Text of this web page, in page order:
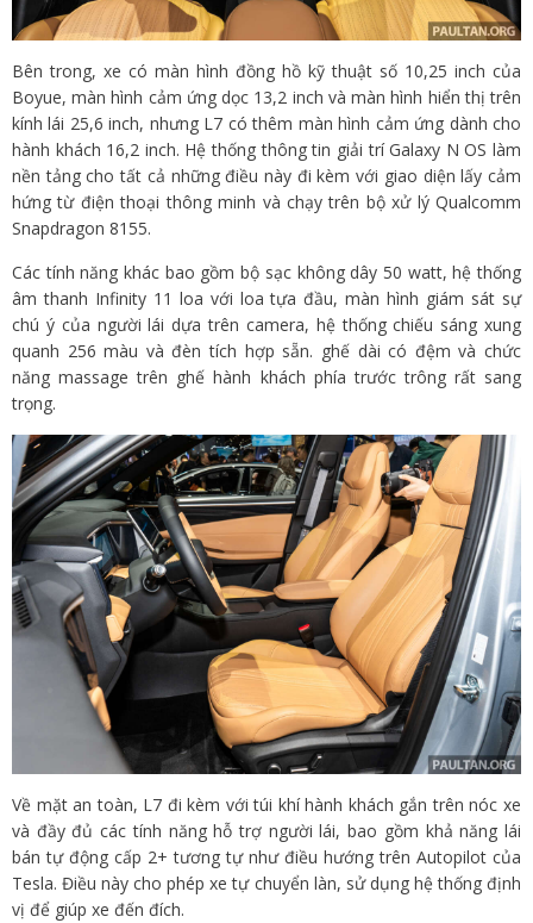
Bên trong, xe có màn hình đồng hồ kỹ thuật số 10,25 inch của
Boyue, màn hình cảm ứng dọc 13,2 inch và màn hình hiển thị trên
kính lái 25,6 inch, nhưng L7 có thêm màn hình cảm ứng dành cho
hành khách 16,2 inch. Hệ thống thông tin giải trí Galaxy N OS làm
nền tảng cho tất cả những điều này đi kèm với giao diện lấy cảm
hứng từ điện thoại thông minh và chạy trên bộ xử lý Qualcomm
Snapdragon 8155.
Các tính năng khác bao gồm bộ sạc không dây 50 watt, hệ thống
âm thanh Infinity 11 loa với loa tựa đầu, màn hình giám sát sự
chú ý của người lái dựa trên camera, hệ thống chiếu sáng xung
quanh 256 màu và đèn tích hợp sẵn. ghế dài có đệm và chức
năng massage trên ghế hành khách phía trước trông rất sang
trọng.
Về mặt an toàn, L7 đi kèm với túi khí hành khách gắn trên nóc xe
và đầy đủ các tính năng hỗ trợ người lái, bao gồm khả năng lái
bán tự động cấp 2+ tương tự như điều hướng trên Autopilot của
Tesla. Điều này cho phép xe tự chuyển làn, sử dụng hệ thống định
vị để giúp xe đến đích.